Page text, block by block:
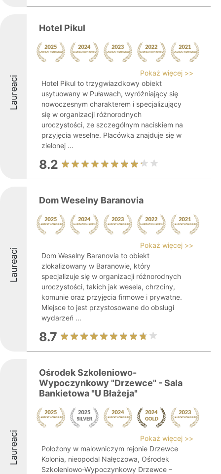
Laureaci
Hotel Pikul
Pokaż więcej >>
Hotel Pikul to trzygwiazdkowy obiekt
usytuowany w Puławach, wyróżniający się
nowoczesnym charakterem i specjalizujący
się w organizacji różnorodnych
uroczystości, ze szczególnym naciskiem na
przyjęcia weselne. Placówka znajduje się w
zielonej ...
8.2
Laureaci
Dom Weselny Baranovia
Pokaż więcej >>
Dom Weselny Baranovia to obiekt
zlokalizowany w Baranowie, który
specjalizuje się w organizacji różnorodnych
uroczystości, takich jak wesela, chrzciny,
komunie oraz przyjęcia firmowe i prywatne.
Miejsce to jest przystosowane do obsługi
wydarzeń ...
8.7
Laureaci
Ośrodek Szkoleniowo-
Wypoczynkowy "Drzewce" - Sala
Bankietowa "U Błażeja"
Pokaż więcej >>
Położony w malowniczym rejonie Drzewce
Kolonia, nieopodal Nałęczowa, Ośrodek
Szkoleniowo-Wypoczynkowy Drzewce –